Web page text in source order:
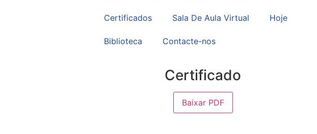
Certificados Sala De Aula Virtual Hoje
Biblioteca Contacte-nos
Certificado
Baixar PDF